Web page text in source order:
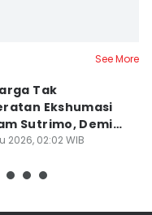
See More
Tak
Ekshumasi
Sutrimo, Demi
Kematian
2026, 02:02 WIB